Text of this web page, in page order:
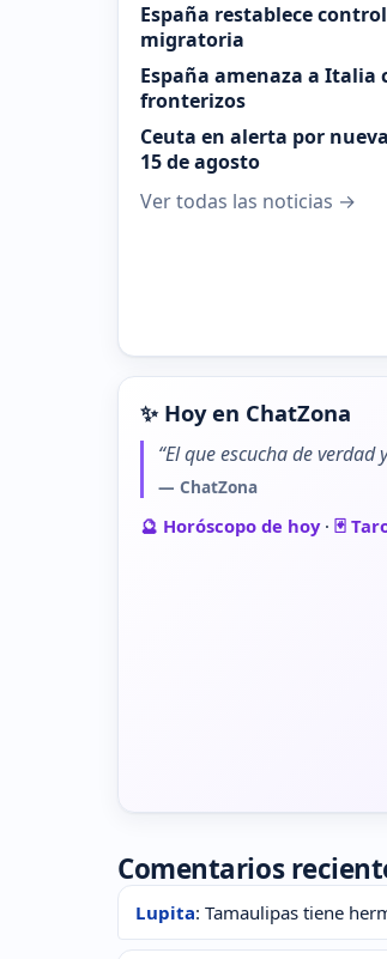
España restablece
migratoria
España amenaza a
fronterizos
Ceuta en alerta por
15 de agosto
Ver todas las noticias →
✨ Hoy en ChatZona
“El que escucha de
— ChatZona
🔮 Horóscopo de hoy· 🃏
Comentarios
Lupita: Tamaulipas tiene